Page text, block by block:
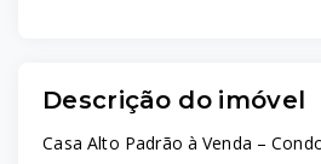
Descrição do imóvel
Casa Alto Padrão à Venda –